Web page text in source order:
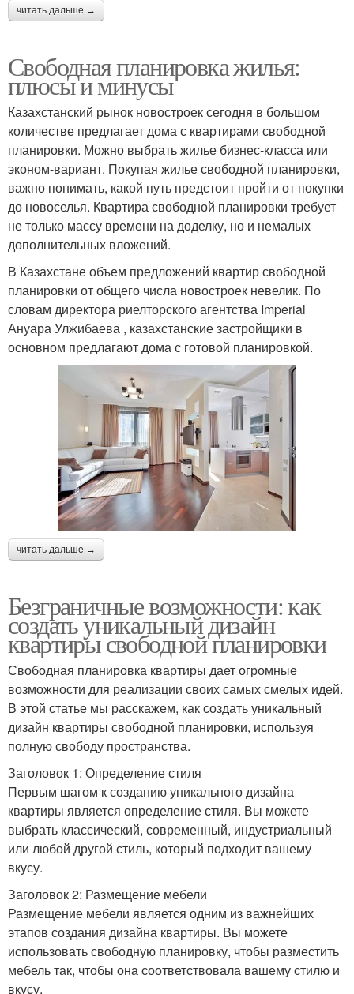
читать дальше →
Свободная планировка жилья:
плюсы и минусы
Казахстанский рынок новостроек сегодня в большом
количестве предлагает дома с квартирами свободной
планировки. Можно выбрать жилье бизнес-класса или
эконом-вариант. Покупая жилье свободной планировки,
важно понимать, какой путь предстоит пройти от покупки
до новоселья. Квартира свободной планировки требует
не только массу времени на доделку, но и немалых
дополнительных вложений.
В Казахстане объем предложений квартир свободной
планировки от общего числа новостроек невелик. По
словам директора риелторского агентства Imperial
Ануара Улжибаева , казахстанские застройщики в
основном предлагают дома с готовой планировкой.
читать дальше →
Безграничные возможности: как
создать уникальный дизайн
квартиры свободной планировки
Свободная планировка квартиры дает огромные
возможности для реализации своих самых смелых идей.
В этой статье мы расскажем, как создать уникальный
дизайн квартиры свободной планировки, используя
полную свободу пространства.
Заголовок 1: Определение стиля
Первым шагом к созданию уникального дизайна
квартиры является определение стиля. Вы можете
выбрать классический, современный, индустриальный
или любой другой стиль, который подходит вашему
вкусу.
Заголовок 2: Размещение мебели
Размещение мебели является одним из важнейших
этапов создания дизайна квартиры. Вы можете
использовать свободную планировку, чтобы разместить
мебель так, чтобы она соответствовала вашему стилю и
вкусу.